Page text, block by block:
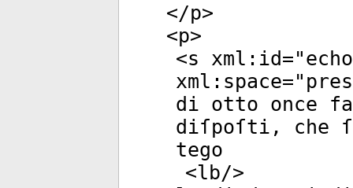
</p>
<p>
<s xml:id="
xml:space="
di otto once
diſpoſti, che
tego
<lb/>